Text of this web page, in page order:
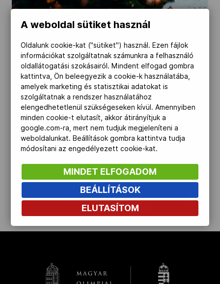
Los Angeles 2028
MOB
Kettőskarrier-program
NOB
Társszervezetek
Adatbank
kinyit
A weboldal sütiket használ
Oldalunk cookie-kat ("sütiket") használ. Ezen fájlok
információkat szolgáltatnak számunkra a felhasználó
oldallátogatási szokásairól. Mindent elfogad gombra
kattintva, Ön beleegyezik a cookie-k használatába,
amelyek marketing és statisztikai adatokat is
szolgáltatnak a rendszer használatához
elengedhetetlenül szükségeseken kívül. Amennyiben
minden cookie-t elutasít, akkor átirányítjuk a
google.com-ra, mert nem tudjuk megjeleníteni a
weboldalunkat. Beállítások gombra kattintva tudja
módosítani az engedélyezett cookie-kat.
MINDET ELFOGADOM
BEÁLLÍTÁSOK
ELUTASÍTOM